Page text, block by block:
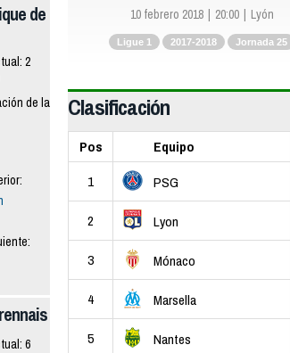
de
2
de la
6
10 febrero 2018 20:00 Lyón
Ligue 1 2017-2018 Jornada 25
Clasificación
Pos Equipo
1
PSG
2 Lyon
3 Mónaco
4 Marsella
5 Nantes